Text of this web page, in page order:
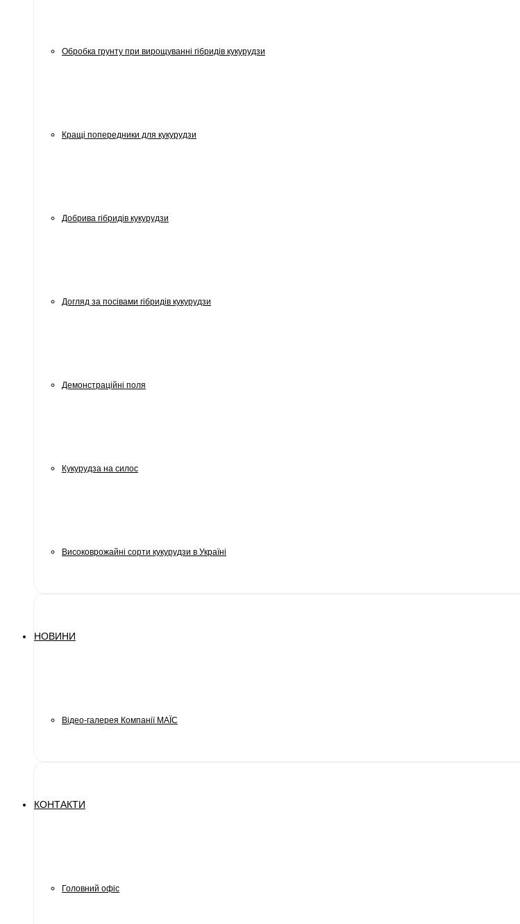
Обробка грунту при вирощуванні гібридів кукурудзи
Кращі попередники для кукурудзи
Добрива гібридів кукурудзи
Догляд за посівами гібридів кукурудзи
Демонстраційні поля
Кукурудза на силос
Високоврожайні сорти кукурудзи в Україні
НОВИНИ
Відео-галерея Компанії МАЇС
КОНТАКТИ
Головний офіс